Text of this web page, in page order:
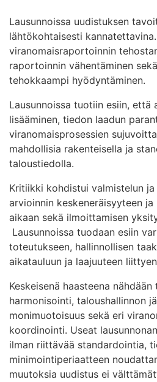
Lausunnoissa uudistuksen
lähtökohtaisesti
viranomaisraportoinnin
raportoinnin vähentäminen
tehokkaampi hyödyntäminen.
Lausunnoissa tuotiin esiin, että
lisääminen, tiedon laadun
viranomaisprosessien
mahdollisia rakenteisella ja
taloustiedolla.
Kritiikki kohdistui valmistelun
arvioinnin keskeneräisyyteen
aikaan sekä ilmoittamisen
Lausunnoissa tuodaan esiin
toteutukseen, hallinnollisen
aikatauluun ja laajuuteen
Keskeisenä haasteena
harmonisointi, taloushallinnon
monimuotoisuus sekä eri
koordinointi. Useat
ilman riittävää standardointia,
minimointiperiaatteen
muutoksia uudistus ei